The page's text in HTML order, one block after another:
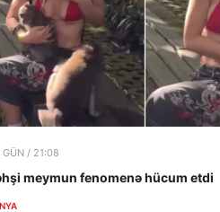
GÜN / 21:08
meymun fenomenə hücum etdi